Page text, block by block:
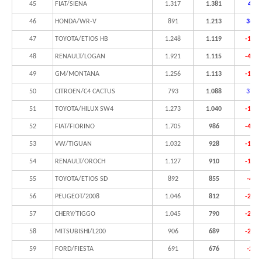
45 FIAT/SIENA 1.317 1.381 4,9%
46 HONDA/WR-V 891 1.213
47 TOYOTA/ETIOS HB 1.248 1.119 -
48 RENAULT/LOGAN 1.921 1.115 -
49 GM/MONTANA 1.256 1.113 -
50 CITROEN/C4 CACTUS 793 1.088
51 TOYOTA/HILUX SW4 1.273 1.040 -
52 FIAT/FIORINO 1.705 986 -
53 VW/TIGUAN 1.032 928 -
54 RENAULT/OROCH 1.127 910 -
55 TOYOTA/ETIOS SD 892 855 -
56 PEUGEOT/2008 1.046 812 -
57 CHERY/TIGGO 1.045 790 -
58 MITSUBISHI/L200 906 689 -
59 FORD/FIESTA 691 676 -